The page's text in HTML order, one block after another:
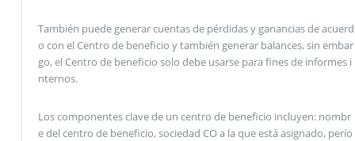
También puede generar cuentas de pérdidas y ganancias de acuerd
o con el Centro de beneficio y también generar balances, sin embar
go, el Centro de beneficio solo debe usarse para fines de informes i
nternos.
Los componentes clave de un centro de beneficio incluyen: nombr
e del centro de beneficio, sociedad CO a la que está asignado, perío